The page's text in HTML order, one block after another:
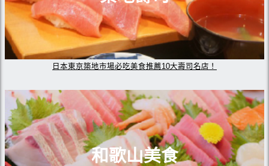
日本東京築地市場必吃美食推薦10大壽司名店！
和歌山美食